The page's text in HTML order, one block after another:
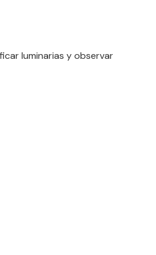
luminarias y observar